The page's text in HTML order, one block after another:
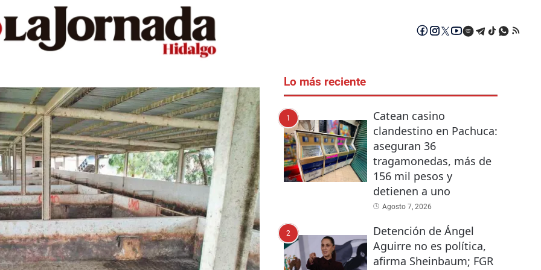
Lo más reciente
1
Catean casino
clandestino en Pachuca:
aseguran 36
tragamonedas, más de
156 mil pesos y
detienen a uno
Agosto 7, 2026
2
Detención de Ángel
Aguirre no es política,
afirma Sheinbaum; FGR